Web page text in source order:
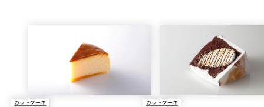
カットケーキ カットケーキ